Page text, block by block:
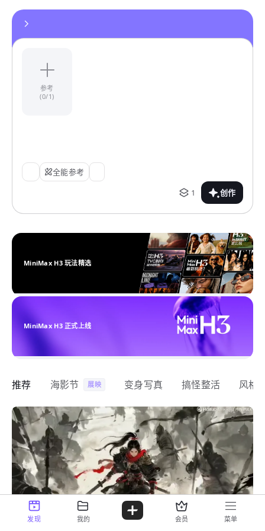
参考
(0/1)
全能参考
1
创作
MiniMax H3 玩法精选
MiniMax H3 正式上线
推荐 海影节 展映 变身写真 搞怪整活 风格
发现 我的 会员 菜单